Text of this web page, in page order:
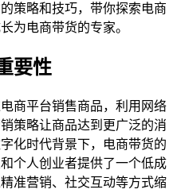
策略和技巧，带你探索电商
为电商带货的专家。
要性
商平台销售商品，利用网络
策略让商品达到更广泛的消
化时代背景下，电商带货的
个人创业者提供了一个低成
准营销、社交互动等方式缩